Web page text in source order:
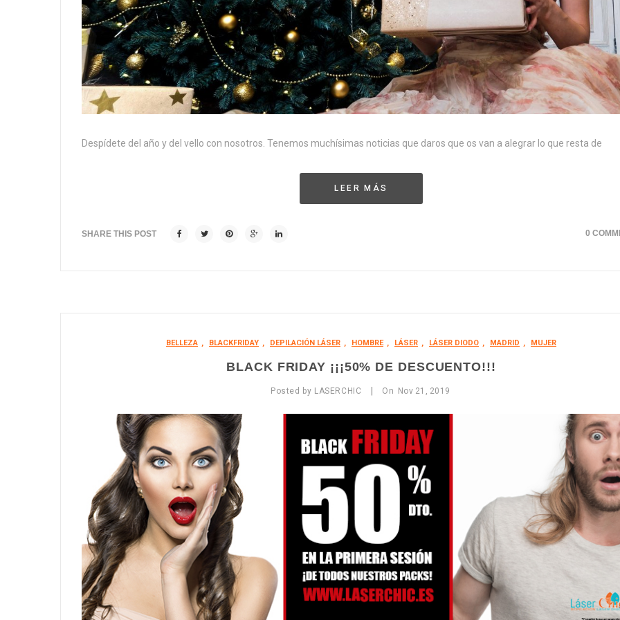
Despídete del año y del vello con nosotros. Tenemos muchísimas noticias que daros que os van a alegrar lo que resta de
LEER MÁS
SHARE THIS POST 0
BELLEZA , BLACKFRIDAY , DEPILACIÓN LÁSER , HOMBRE , LÁSER , LÁSER DIODO , MADRID , MUJER
BLACK FRIDAY ¡¡¡50% DE DESCUENTO!!!
Posted by LASERCHIC On Nov 21, 2019